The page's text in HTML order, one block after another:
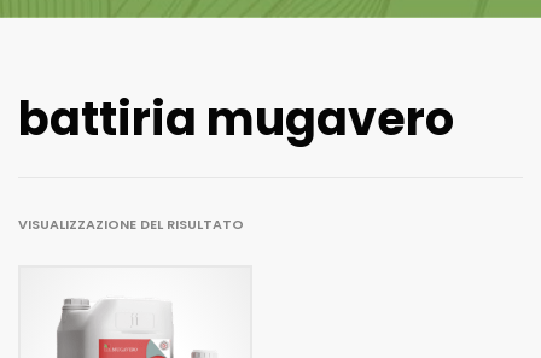
battiria mugavero
VISUALIZZAZIONE DEL RISULTATO